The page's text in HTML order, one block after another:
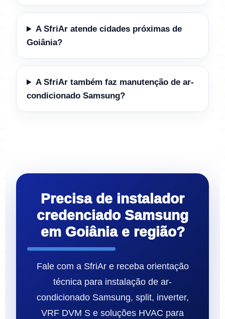
A SfriAr atende cidades próximas de
Goiânia?
A SfriAr também faz manutenção de ar-
condicionado Samsung?
Precisa de instalador
credenciado Samsung
em Goiânia e região?
Fale com a SfriAr e receba orientação
técnica para instalação de ar-
condicionado Samsung, split, inverter,
VRF DVM S e soluções HVAC para